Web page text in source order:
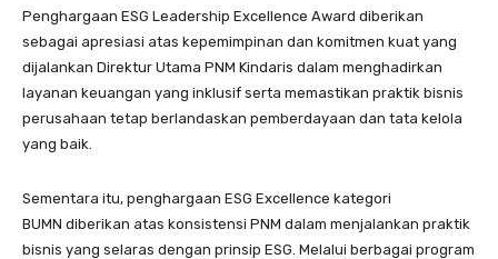
Penghargaan ESG Leadership Excellence Award diberikan
sebagai apresiasi atas kepemimpinan dan komitmen kuat yang
dijalankan Direktur Utama PNM Kindaris dalam menghadirkan
layanan keuangan yang inklusif serta memastikan praktik bisnis
perusahaan tetap berlandaskan pemberdayaan dan tata kelola
yang baik.
Sementara itu, penghargaan ESG Excellence kategori
BUMN diberikan atas konsistensi PNM dalam menjalankan praktik
bisnis yang selaras dengan prinsip ESG. Melalui berbagai program